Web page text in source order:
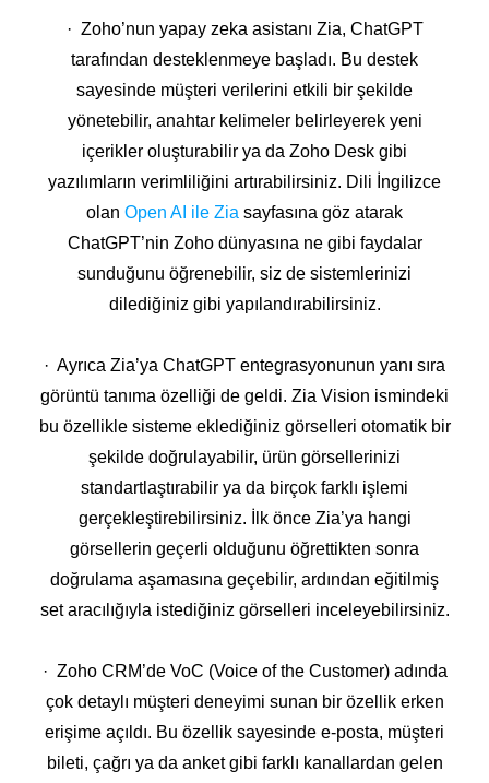
· Zoho’nun yapay zeka asistanı Zia, ChatGPT
tarafından desteklenmeye başladı. Bu destek
sayesinde müşteri verilerini etkili bir şekilde
yönetebilir, anahtar kelimeler belirleyerek yeni
içerikler oluşturabilir ya da Zoho Desk gibi
yazılımların verimliliğini artırabilirsiniz. Dili İngilizce
olan Open AI ile Zia sayfasına göz atarak
ChatGPT’nin Zoho dünyasına ne gibi faydalar
sunduğunu öğrenebilir, siz de sistemlerinizi
dilediğiniz gibi yapılandırabilirsiniz.
· Ayrıca Zia’ya ChatGPT entegrasyonunun yanı sıra
görüntü tanıma özelliği de geldi. Zia Vision ismindeki
bu özellikle sisteme eklediğiniz görselleri otomatik bir
şekilde doğrulayabilir, ürün görsellerinizi
standartlaştırabilir ya da birçok farklı işlemi
gerçekleştirebilirsiniz. İlk önce Zia’ya hangi
görsellerin geçerli olduğunu öğrettikten sonra
doğrulama aşamasına geçebilir, ardından eğitilmiş
set aracılığıyla istediğiniz görselleri inceleyebilirsiniz.
· Zoho CRM’de VoC (Voice of the Customer) adında
çok detaylı müşteri deneyimi sunan bir özellik erken
erişime açıldı. Bu özellik sayesinde e-posta, müşteri
bileti, çağrı ya da anket gibi farklı kanallardan gelen